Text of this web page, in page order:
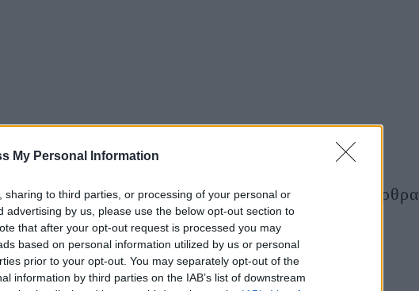
My Personal Information
sharing to third parties, or processing of your personal or
advertising by us, please use the below opt-out section to
that after your opt-out request is processed you may
based on personal information utilized by us or personal
prior to your opt-out. You may separately opt-out of the
information by third parties on the IAB’s list of downstream
βρίσκεται στην ομώνυμη πόλη της
και το φαράγγι Paiva και είναι η
για τα ακραία σπορ.
θαυμάζει την πανοραμική
Τελευταία Άρθρα